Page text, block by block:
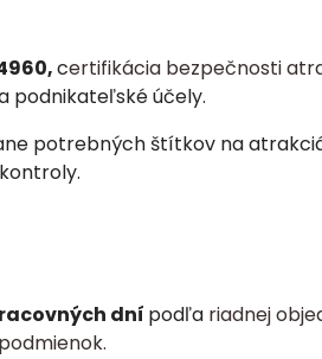
certifikácia bezpečnosti
podnikateľské účely.
potrebných štítkov na
dní podľa riadnej